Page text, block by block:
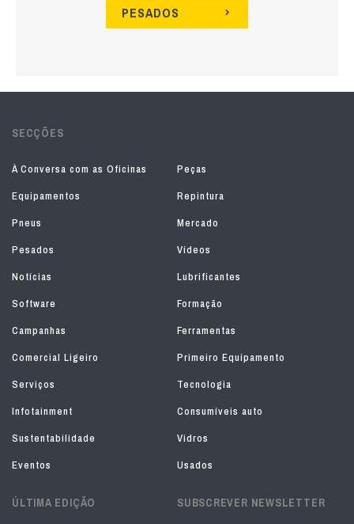
PESADOS
SECÇÕES
À Conversa com as Oficinas
Peças
Equipamentos
Repintura
Pneus
Mercado
Pesados
Vídeos
Notícias
Lubrificantes
Software
Formação
Campanhas
Ferramentas
Comercial Ligeiro
Primeiro Equipamento
Serviços
Tecnologia
Infotainment
Consumíveis auto
Sustentabilidade
Vidros
Eventos
Usados
ÚLTIMA EDIÇÃO SUBSCREVER NEWSLETTER